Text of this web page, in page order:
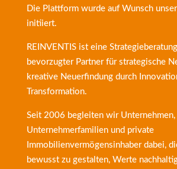
Die Plattform wurde auf Wunsch
initiiert.
REINVENTIS ist eine
bevorzugter Partner für strategische
kreative Neuerfindung durch
Transformation.
Seit 2006 begleiten wir Unternehmen,
Unternehmerfamilien und private
Immobilienvermögensinhaber dabei,
bewusst zu gestalten, Werte